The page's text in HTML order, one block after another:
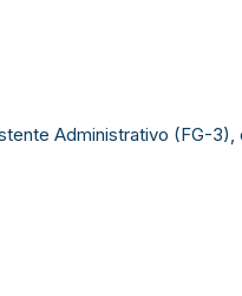
Administrativo (FG-